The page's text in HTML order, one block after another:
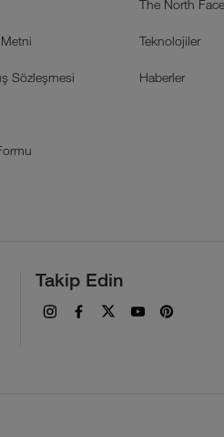
Sözleşmesi
The North
Teknolojiler
Haberler
Takip Edin